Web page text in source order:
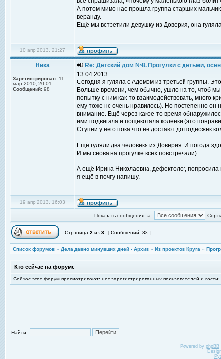
А потом мимо нас прошла группа старших
веранду.
Ещё мы встретили девушку из Доверия, она
10 апр 2013, 21:27
Ника
Зарегистрирован: 11
мар 2010, 20:01
Сообщений: 98
Re: Детский дом №8. Прогулки с детьми,
13.04.2013.
Сегодня я гуляла с Адемом из третьей группы.
Больше времени, чем обычно, ушло на то, чтоб мы
попытку с ним как-то взаимодействовать, много
ему тоже не очень нравилось). Но постепенно он
внимание. Ещё через какое-то время
ими подвигала и пощекотала коленки (это
Ступни у него пока что не достают до подножек
Ещё гуляли два человека из Доверия. И погода
И мы снова на прогулке всех повстречали)
А ещё Ирина Николаевна, дефектолог, попросила
я ещё в почту напишу.
19 апр 2013, 16:03
Показать сообщения за:
Страница 2 из 3 [ Сообщений: 38 ]
Список форумов » Дела давно минувших дней - Архив » Из проектов Круга »
Кто сейчас на форуме
Сейчас этот форум просматривают: нет зарегистрированных пользователей и гости:
Найти:
Powered by phpBB